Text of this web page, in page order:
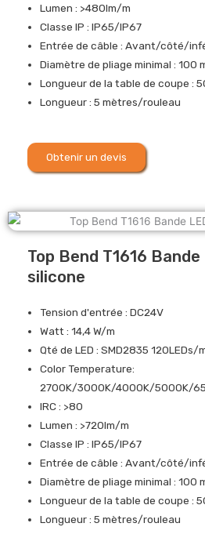
Lumen : >480lm/m
Classe IP : IP65/IP67
Entrée de câble : Avant/côté/
Diamètre de pliage minimal : 100
Longueur de la table de coupe :
Longueur : 5 mètres/rouleau
Obtenir un devis
Top Bend T1616
silicone
Tension d'entrée : DC24V
Watt : 14,4 W/m
Qté de LED : SMD2835 120LEDs/
Color Temperature:
2700K/3000K/4000K/5000K/
IRC : >80
Lumen : >720lm/m
Classe IP : IP65/IP67
Entrée de câble : Avant/côté/
Diamètre de pliage minimal : 100
Longueur de la table de coupe :
Longueur : 5 mètres/rouleau